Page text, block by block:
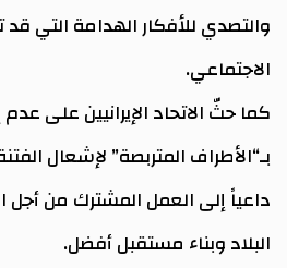
والتصدي للأفكار الهدامة التي
الاجتماعي.
كما حثّ الاتحاد الإيرانيين على
بـ“الأطراف المتربصة” لإشعال
داعياً إلى العمل المشترك من
البلاد وبناء مستقبل أفضل.